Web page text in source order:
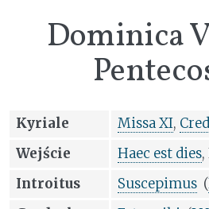
Dominica
Kyriale Missa XI,
Wejście
Haec est dies,
Introitus
Suscepimus (